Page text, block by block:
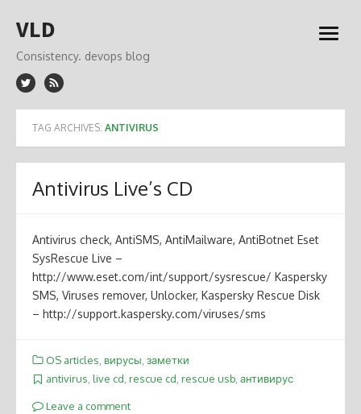
to
VLD
Consistency. devops blog
open
TAG ARCHIVES: ANTIVIRUS
Antivirus Live’s CD
Antivirus check, AntiSMS, AntiMailware, AntiBotnet Eset
SysRescue Live –
http://www.eset.com/int/support/sysrescue/ Kaspersky
SMS, Viruses remover, Unlocker, Kaspersky Rescue Disk
– http://support.kaspersky.com/viruses/sms
OS articles вирусы заметки
antivirus, live cd, rescue cd, rescue usb, антивирус
Leave a comment